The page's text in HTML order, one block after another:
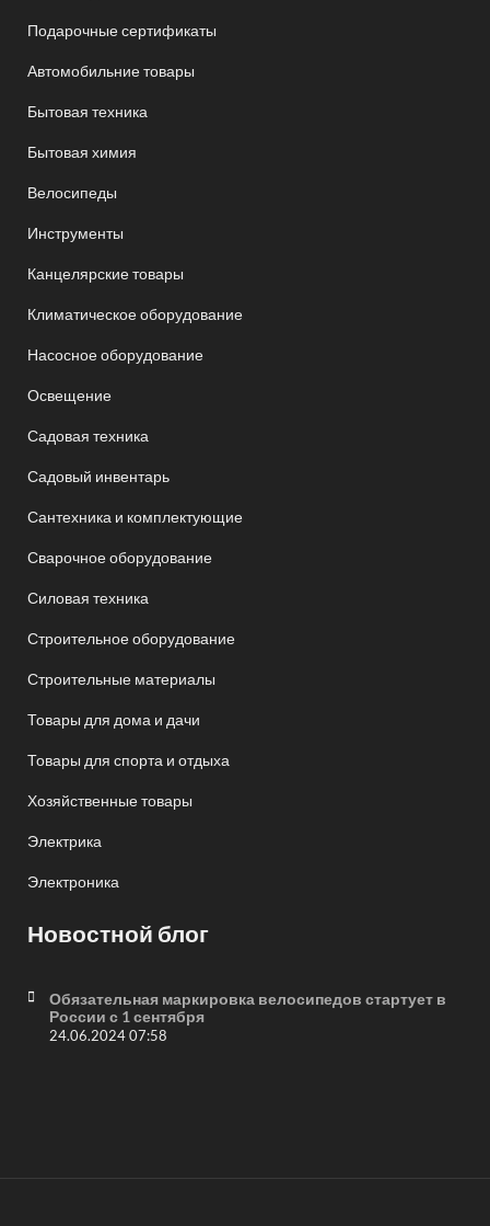
Подарочные сертификаты
Автомобильние товары
Бытовая техника
Бытовая химия
Велосипеды
Инструменты
Канцелярские товары
Климатическое оборудование
Насосное оборудование
Освещение
Садовая техника
Садовый инвентарь
Сантехника и комплектующие
Сварочное оборудование
Силовая техника
Строительное оборудование
Строительные материалы
Товары для дома и дачи
Товары для спорта и отдыха
Хозяйственные товары
Электрика
Электроника
Новостной блог
Обязательная маркировка велосипедов стартует в
России с 1 сентября
24.06.2024 07:58